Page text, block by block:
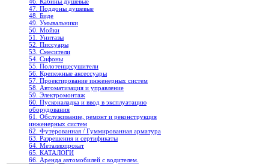
47. Поддоны душевые
48. Биде
49. Умывальники
50. Мойки
51. Унитазы
52. Писсуары
53. Смесители
54. Сифоны
55. Полотенцесушители
56. Крепежные аксессуары
57. Проектирование инженерных систем
58. Автоматизация и управление
59. Электромонтаж
60. Пусконаладка и ввод в эксплуатацию
оборудования
61. Обслуживание, ремонт и реконструкция
инженерных систем
62. Футерованная / Гуммированная арматура
63. Разрешения и сертификаты
64. Металлопрокат
65. КАТАЛОГИ
66. Аренда автомобилей с водителем.